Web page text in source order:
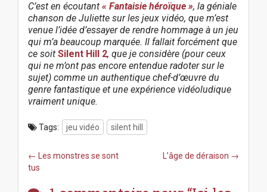
C’est en écoutant « Fantaisie héroïque », la géniale
chanson de Juliette sur les jeux vidéo, que m’est
venue l’idée d’essayer de rendre hommage à un jeu
qui m’a beaucoup marquée. Il fallait forcément que
ce soit Silent Hill 2, que je considère (pour ceux
qui ne m’ont pas encore entendue radoter sur le
sujet) comme un authentique chef-d’œuvre du
genre fantastique et une expérience vidéoludique
vraiment unique.
Tags: jeu vidéo silent hill
P
o
← Les monstres se sont
tus
L’âge de déraison →